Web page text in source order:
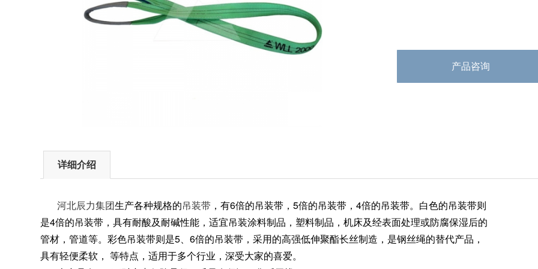
产品咨询
详细介绍
河北辰力集团生产各种规格的吊装带 ，有6倍的吊装带，5倍的吊装带，4倍的吊装带。白色的吊装带则
是4倍的吊装带，具有耐酸及耐碱性能，适宜吊装涂料制品，塑料制品，机床及经表面处理或防腐保湿后的
管材，管道等。彩色吊装带则是5、6倍的吊装带，采用的高强低伸聚酯长丝制造，是钢丝绳的替代产品，
具有轻便柔软， 等特点，适用于多个行业，深受大家的喜爱。